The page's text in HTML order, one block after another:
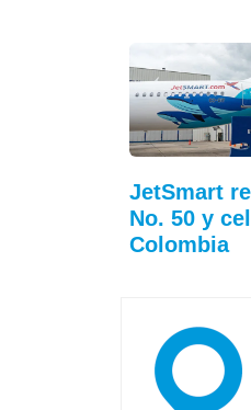
JetSmart
No. 50 y
Colombia